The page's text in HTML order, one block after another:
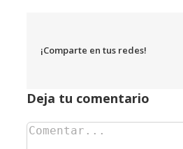
¡Comparte en tus redes!
Deja tu comentario
Comentar